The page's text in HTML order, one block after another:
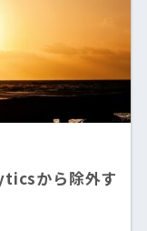
から除外す